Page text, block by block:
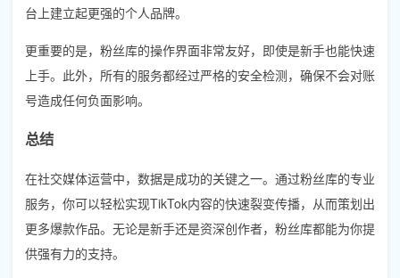
台上建立起更强的个人品牌。
更重要的是，粉丝库的操作界面非常友好，即使是新手也能快速
上手。此外，所有的服务都经过严格的安全检测，确保不会对账
号造成任何负面影响。
总结
在社交媒体运营中，数据是成功的关键之一。通过粉丝库的专业
服务，你可以轻松实现TikTok内容的快速裂变传播，从而策划出
更多爆款作品。无论是新手还是资深创作者，粉丝库都能为你提
供强有力的支持。